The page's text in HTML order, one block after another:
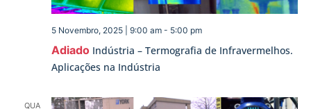
Adiado Indústria – Termografia de Infravermelhos.
Aplicações na Indústria
5 Novembro, 2025 | 9:00 am- 5:00 pm
QUA